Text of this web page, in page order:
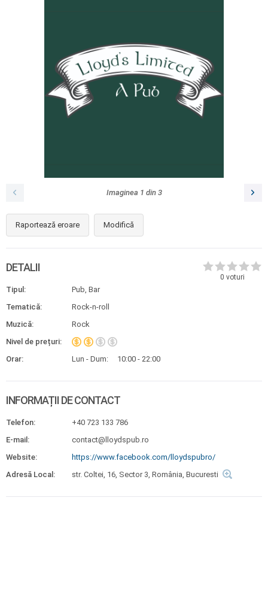
Imaginea 1 din 3
Raportează eroare Modifică
0 voturi
DETALII
Tipul:
Pub, Bar
Tematică:
Rock-n-roll
Muzică:
Rock
Nivel de prețuri:
Orar:
Lun - Dum: 10:00 - 22:00
INFORMAȚII DE CONTACT
Telefon:
+40 723 133 786
E-mail:
contact@lloydspub.ro
Website:
https://www.facebook.com/lloydspubro/
Adresă Local:
str. Coltei, 16, Sector 3, România, Bucuresti